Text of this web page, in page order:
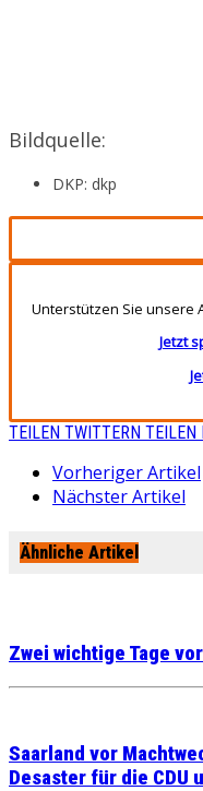
Bildquelle:
DKP: dkp
Unterstützen Sie unsere
Jetzt
TEILEN TWITTERN TEILEN
Vorheriger Artikel
Nächster Artikel
Ähnliche Artikel
Zwei wichtige Tage
Saarland vor
Desaster für die CDU